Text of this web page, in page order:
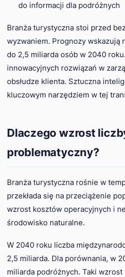
do informacji dla podróżnych
Branża turystyczna stoi przed
wyzwaniem. Prognozy wskazują
do 2,5 miliarda osób w 2040
innowacyjnych rozwiązań w
obsłudze klienta. Sztuczna
kluczowym narzędziem w tej
Dlaczego wzrost
problematyczny?
Branża turystyczna rośnie w
przekłada się na przeciążenie
wzrost kosztów operacyjnych i
środowisko naturalne.
W 2040 roku liczba
2,5 miliarda. Dla porównania, w
miliarda podróżnych. Taki